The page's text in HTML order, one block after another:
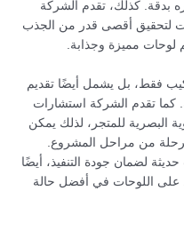
بدقة. كذلك، تقدم الشركة
لتحقيق أقصى قدر من الجذب
لوحات مميزة وجذابة.
فقط، بل يشمل أيضًا تقديم
كما تقدم الشركة استشارات
البصرية للمتجر، لذلك يمكن
من مراحل المشروع.
لضمان جودة التنفيذ، أيضًا
على اللوحات في أفضل حالة